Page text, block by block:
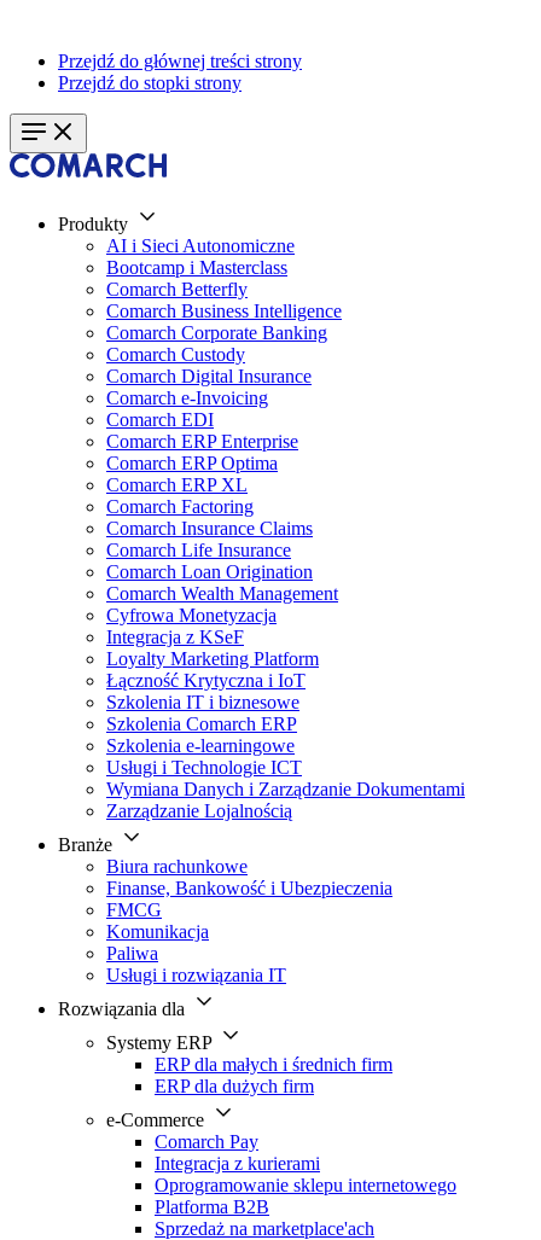
Przejdź do głównej treści strony
Przejdź do stopki strony
Produkty
AI i Sieci Autonomiczne
Bootcamp i Masterclass
Comarch Betterfly
Comarch Business Intelligence
Comarch Corporate Banking
Comarch Custody
Comarch Digital Insurance
Comarch e-Invoicing
Comarch EDI
Comarch ERP Enterprise
Comarch ERP Optima
Comarch ERP XL
Comarch Factoring
Comarch Insurance Claims
Comarch Life Insurance
Comarch Loan Origination
Comarch Wealth Management
Cyfrowa Monetyzacja
Integracja z KSeF
Loyalty Marketing Platform
Łączność Krytyczna i IoT
Szkolenia IT i biznesowe
Szkolenia Comarch ERP
Szkolenia e-learningowe
Usługi i Technologie ICT
Wymiana Danych i Zarządzanie Dokumentami
Zarządzanie Lojalnością
Branże
Biura rachunkowe
Finanse, Bankowość i Ubezpieczenia
FMCG
Komunikacja
Paliwa
Usługi i rozwiązania IT
Rozwiązania dla
Systemy ERP
ERP dla małych i średnich firm
ERP dla dużych firm
e-Commerce
Comarch Pay
Integracja z kurierami
Oprogramowanie sklepu internetowego
Platforma B2B
Sprzedaż na marketplace'ach